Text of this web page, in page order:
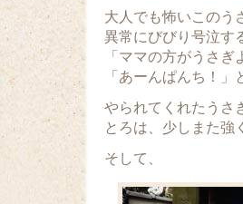
大人でも怖いこのう
異常にびびり号泣す
「ママの方がうさ
「あーんぱんち！
やられてくれたうさ
とろは、少しまた強
そして、